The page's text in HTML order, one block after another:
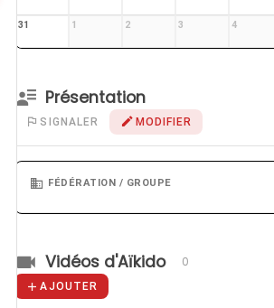
31 1 2 3 4
Présentation
SIGNALER MODIFIER
FÉDÉRATION / GROUPE
Vidéos d'Aïkido 0
AJOUTER